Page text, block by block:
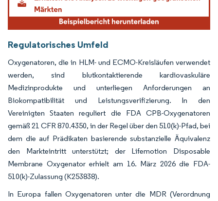
Regulatorisches Umfeld
Oxygenatoren, die in HLM- und ECMO-Kreisläufen verwendet
werden, sind blutkontaktierende kardiovaskuläre
Medizinprodukte und unterliegen Anforderungen an
Biokompatibilität und Leistungsverifizierung. In den
Vereinigten Staaten reguliert die FDA CPB-Oxygenatoren
gemäß 21 CFR 870.4350, in der Regel über den 510(k)-Pfad, bei
dem die auf Prädikaten basierende substanzielle Äquivalenz
den Markteintritt unterstützt; der Lifemotion Disposable
Membrane Oxygenator erhielt am 16. März 2026 die FDA-
510(k)-Zulassung (K253838).
In Europa fallen Oxygenatoren unter die MDR (Verordnung